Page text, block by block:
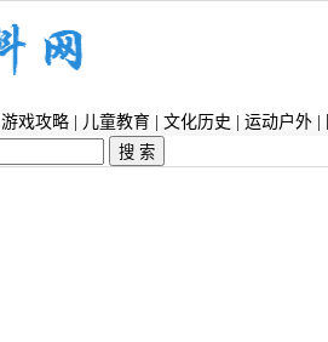
游戏攻略 儿童教育 文化历史 运动户外